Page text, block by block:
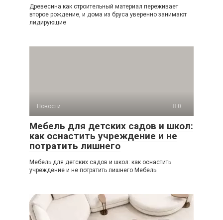
Древесина как строительный материал переживает
второе рождение, и дома из бруса уверенно занимают
лидирующие
Новости 0
Мебель для детских садов и школ:
как оснастить учреждение и не
потратить лишнего
Мебель для детских садов и школ: как оснастить
учреждение и не потратить лишнего Мебель